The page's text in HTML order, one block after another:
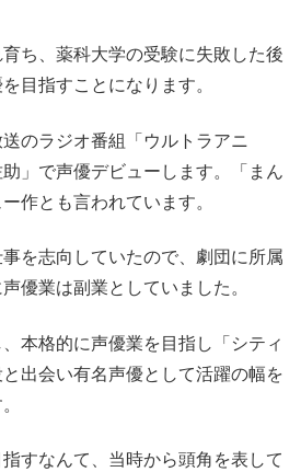
ち、薬科大学の受験に失敗した後
目指すことになります。
のラジオ番組「ウルトラアニ
」で声優デビューします。「まん
作とも言われています。
を志向していたので、劇団に所属
優業は副業としていました。
本格的に声優業を目指し 「シティ
出会い有名声優として活躍の幅を
すなんて、当時から頭角を表して